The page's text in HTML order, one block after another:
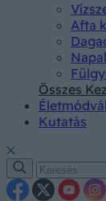
Afta
Összes
Kutatás